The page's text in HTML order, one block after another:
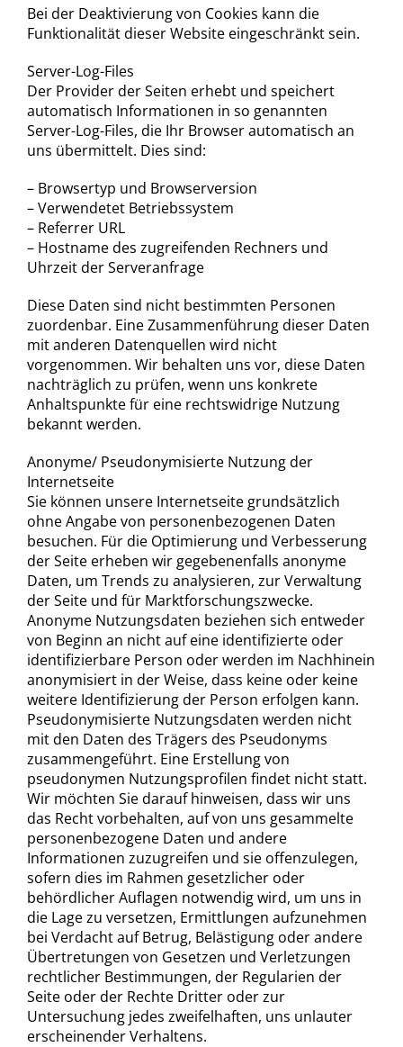
Bei der Deaktivierung von Cookies kann die
Funktionalität dieser Website eingeschränkt sein.
Server-Log-Files
Der Provider der Seiten erhebt und speichert
automatisch Informationen in so genannten
Server-Log-Files, die Ihr Browser automatisch an
uns übermittelt. Dies sind:
– Browsertyp und Browserversion
– Verwendetet Betriebssystem
– Referrer URL
– Hostname des zugreifenden Rechners und
Uhrzeit der Serveranfrage
Diese Daten sind nicht bestimmten Personen
zuordenbar. Eine Zusammenführung dieser Daten
mit anderen Datenquellen wird nicht
vorgenommen. Wir behalten uns vor, diese Daten
nachträglich zu prüfen, wenn uns konkrete
Anhaltspunkte für eine rechtswidrige Nutzung
bekannt werden.
Anonyme/ Pseudonymisierte Nutzung der
Internetseite
Sie können unsere Internetseite grundsätzlich
ohne Angabe von personenbezogenen Daten
besuchen. Für die Optimierung und Verbesserung
der Seite erheben wir gegebenenfalls anonyme
Daten, um Trends zu analysieren, zur Verwaltung
der Seite und für Marktforschungszwecke.
Anonyme Nutzungsdaten beziehen sich entweder
von Beginn an nicht auf eine identifizierte oder
identifizierbare Person oder werden im Nachhinein
anonymisiert in der Weise, dass keine oder keine
weitere Identifizierung der Person erfolgen kann.
Pseudonymisierte Nutzungsdaten werden nicht
mit den Daten des Trägers des Pseudonyms
zusammengeführt. Eine Erstellung von
pseudonymen Nutzungsprofilen findet nicht statt.
Wir möchten Sie darauf hinweisen, dass wir uns
das Recht vorbehalten, auf von uns gesammelte
personenbezogene Daten und andere
Informationen zuzugreifen und sie offenzulegen,
sofern dies im Rahmen gesetzlicher oder
behördlicher Auflagen notwendig wird, um uns in
die Lage zu versetzen, Ermittlungen aufzunehmen
bei Verdacht auf Betrug, Belästigung oder andere
Übertretungen von Gesetzen und Verletzungen
rechtlicher Bestimmungen, der Regularien der
Seite oder der Rechte Dritter oder zur
Untersuchung jedes zweifelhaften, uns unlauter
erscheinender Verhaltens.